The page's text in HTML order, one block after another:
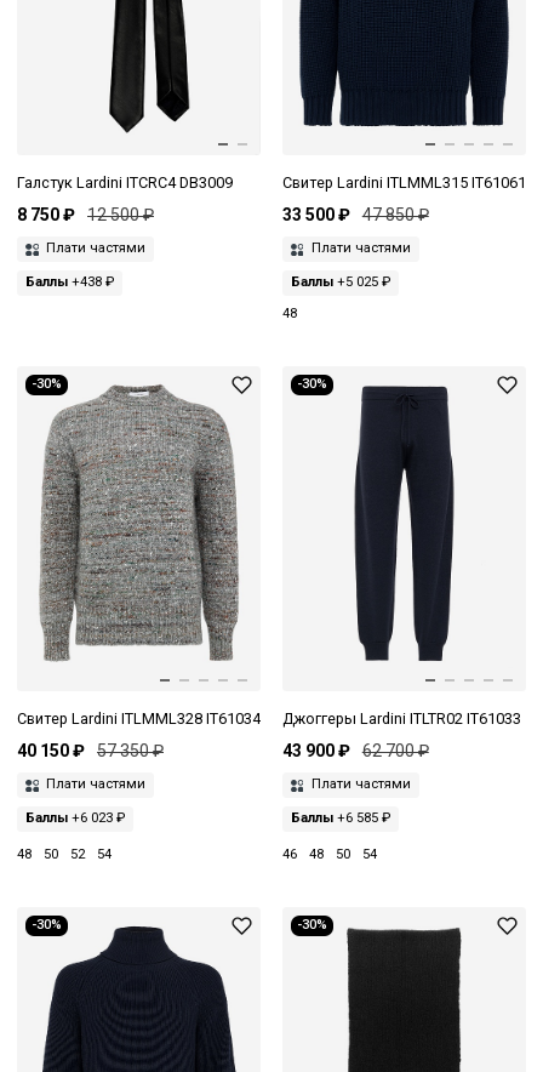
Галстук Lardini ITCRC4 DB3009
8 750 ₽ 12 500 ₽
Плати частями
Баллы +438 ₽
Свитер Lardini ITLMML315 IT61061
33 500 ₽ 47 850 ₽
Плати частями
Баллы+5 025 ₽
48
-30%
Свитер Lardini ITLMML328 IT61034
40 150 ₽ 57 350 ₽
Плати частями
Баллы +6 023 ₽
48 50 52 54
-30%
Джоггеры Lardini ITLTR02 IT61033
43 900 ₽ 62 700 ₽
Плати частями
Баллы+6 585 ₽
46 48 50 54
-30% -30%